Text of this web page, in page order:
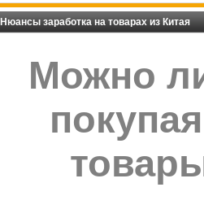
Нюансы заработка на товарах из Китая
Можно